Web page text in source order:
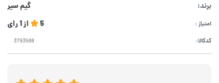
برند: گیم سیر
امتیاز : 5 از1رای
کدکالا: